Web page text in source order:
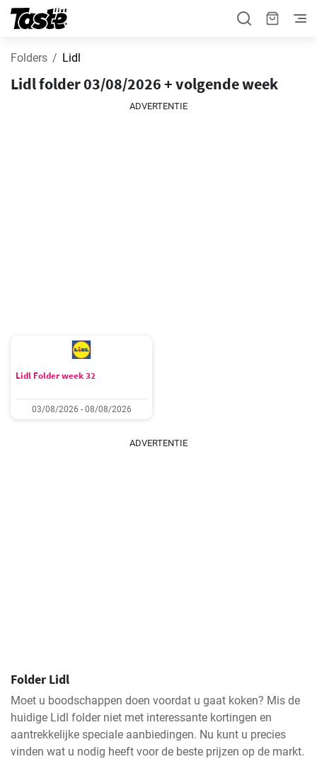
Folders Lidl
Lidl folder 03/08/2026 + volgende week
ADVERTENTIE
Lidl Folder week 32
03/08/2026 - 08/08/2026
ADVERTENTIE
Folder Lidl
Moet u boodschappen doen voordat u gaat koken? Mis de
huidige Lidl folder niet met interessante kortingen en
aantrekkelijke speciale aanbiedingen. Nu kunt u precies
vinden wat u nodig heeft voor de beste prijzen op de markt.